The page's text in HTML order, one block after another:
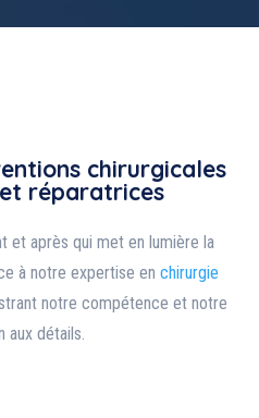
chirurgicales
réparatrices
et après qui met en lumière la
à notre expertise en chirurgie
notre compétence et notre
aux détails.